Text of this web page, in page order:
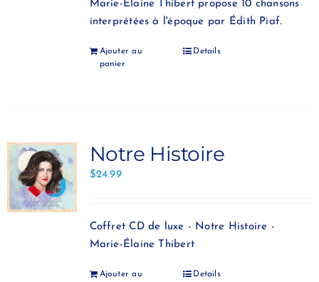
Marie-Élaine Thibert propose 10 chansons
interprétées à l'époque par Édith Piaf.
Ajouter au
panier
Details
Notre Histoire
$24.99
Coffret CD de luxe - Notre Histoire -
Marie-Élaine Thibert
Ajouter au
Details